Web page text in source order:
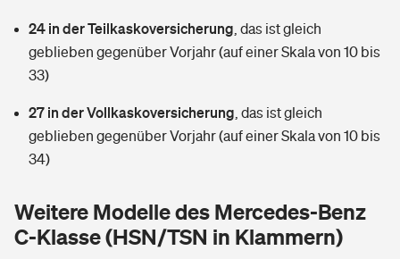
Zur Übersicht
Hochwasser-Check: Wie gefährdet ist Ihr Haus?
Wer versichert was: Jetzt Versicherer finden
Sie haben Fragen?
Handyversicherung
Private Cyberversicherung
Musikinstrumentenversicherung
Wer versichert was: Jetzt Versicherer finden
Sie haben Fragen?
Rentenrechner: Wie viel Geld bekomme ich im Alter?
24 in der Teilkaskoversicherung das ist gleich
geblieben gegenüber Vorjahr (auf einer Skala von 10 bis
33)
27 in der Vollkaskoversicherung das ist gleich
geblieben gegenüber Vorjahr (auf einer Skala von 10 bis
34)
Weitere Modelle des Mercedes-Benz
C-Klasse (HSN/TSN in Klammern)